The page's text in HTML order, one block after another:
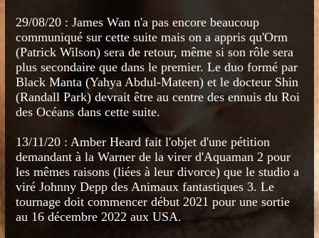
29/08/20 : James Wan n'a pas encore beaucoup
communiqué sur cette suite mais on a appris qu'Orm
(Patrick Wilson) sera de retour, même si son rôle sera
plus secondaire que dans le premier. Le duo formé par
Black Manta (Yahya Abdul-Mateen) et le docteur Shin
(Randall Park) devrait être au centre des ennuis du Roi
des Océans dans cette suite.
13/11/20 : Amber Heard fait l'objet d'une pétition
demandant à la Warner de la virer d'Aquaman 2 pour
les mêmes raisons (liées à leur divorce) que le studio a
viré Johnny Depp des Animaux fantastiques 3. Le
tournage doit commencer début 2021 pour une sortie
au 16 décembre 2022 aux USA.